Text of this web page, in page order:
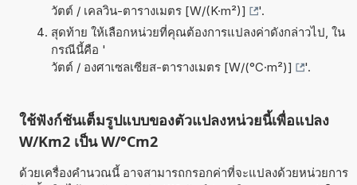
วัตต์ / เคลวิน-ตารางเมตร [W/(K·m²)]
'.
สุดท้าย ให้เลือกหน่วยที่คุณต้องการแปลงค่าดังกล่าวไป, ใน
กรณีนี้คือ '
วัตต์ / องศาเซลเซียส-ตารางเมตร [W/(°C·m²)]
'.
ใช้ฟังก์ชันเต็มรูปแบบของตัวแปลงหน่วยนี้เพื่อแปลง
W/Km2 เป็น W/°Cm2
ด้วยเครื่องคำนวณนี้ อาจสามารถกรอกค่าที่จะแปลงด้วยหน่วยการ